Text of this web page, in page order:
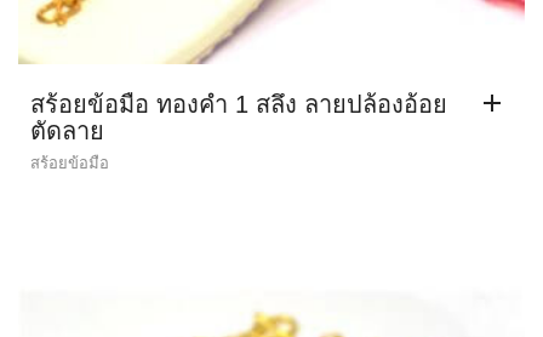
สร้อยข้อมือ ทองคำ 1 สลึง ลายปล้องอ้อย
ตัดลาย
สร้อยข้อมือ